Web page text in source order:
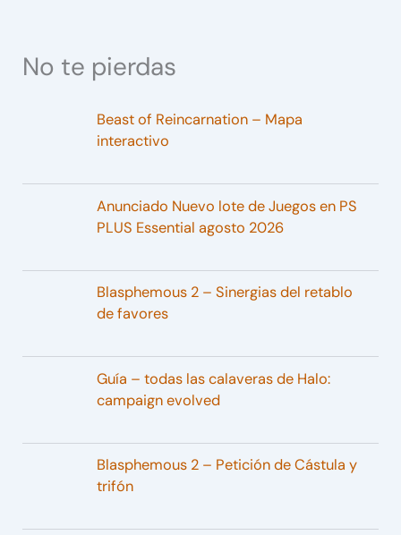
No te pierdas
Beast of Reincarnation – Mapa
interactivo
Anunciado Nuevo lote de Juegos en PS
PLUS Essential agosto 2026
Blasphemous 2 – Sinergias del retablo
de favores
Guía – todas las calaveras de Halo:
campaign evolved
Blasphemous 2 – Petición de Cástula y
trifón